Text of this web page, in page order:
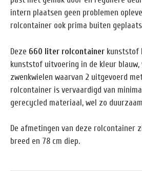
intern plaatsen geen problemen
rolcontainer ook prima buiten
Deze 660 liter rolcontainer kunststof
kunststof uitvoering in de kleur blauw,
zwenkwielen waarvan 2 uitgevoerd
rolcontainer is vervaardigd van
gerecycled materiaal, wel zo
De afmetingen van deze rolcontainer
breed en 78 cm diep.